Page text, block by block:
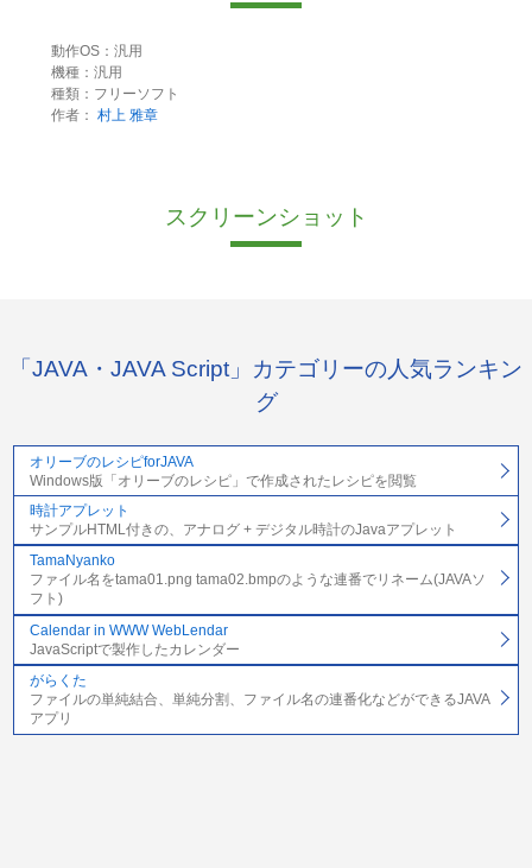
動作OS：汎用
機種：汎用
種類：フリーソフト
作者： 村上 雅章
スクリーンショット
「JAVA・JAVA Script」カテゴリーの人気ランキン
グ
オリーブのレシピforJAVA
Windows版「オリーブのレシピ」で作成されたレシピを閲覧
時計アプレット
サンプルHTML付きの、アナログ + デジタル時計のJavaアプレット
TamaNyanko
ファイル名をtama01.png tama02.bmpのような連番でリネーム(JAVAソ
フト)
Calendar in WWW WebLendar
JavaScriptで製作したカレンダー
がらくた
ファイルの単純結合、単純分割、ファイル名の連番化などができるJAVA
アプリ